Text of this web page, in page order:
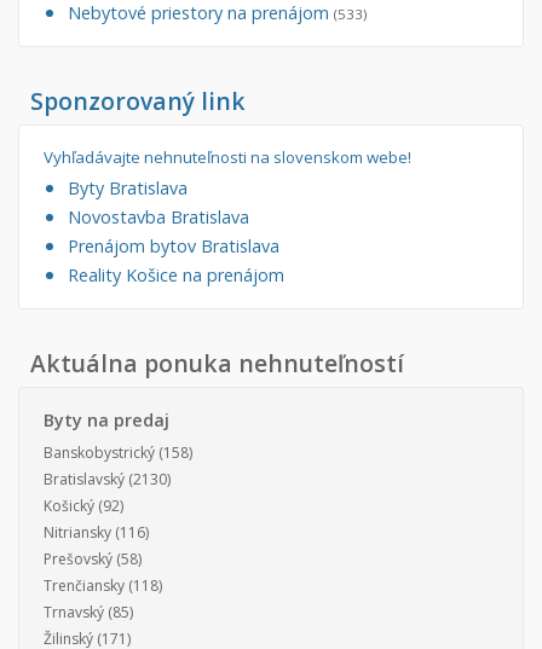
Nebytové priestory na prenájom (533)
Sponzorovaný link
Vyhľadávajte nehnuteľnosti na slovenskom webe!
Byty Bratislava
Novostavba Bratislava
Prenájom bytov Bratislava
Reality Košice na prenájom
Aktuálna ponuka nehnuteľností
Byty na predaj
Banskobystrický (158)
Bratislavský (2130)
Košický (92)
Nitriansky (116)
Prešovský (58)
Trenčiansky (118)
Trnavský (85)
Žilinský (171)